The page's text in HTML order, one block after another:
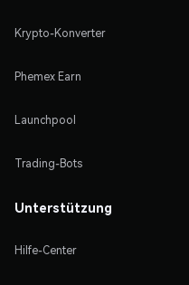
Krypto-Konverter
Phemex Earn
Launchpool
Trading-Bots
Unterstützung
Hilfe-Center